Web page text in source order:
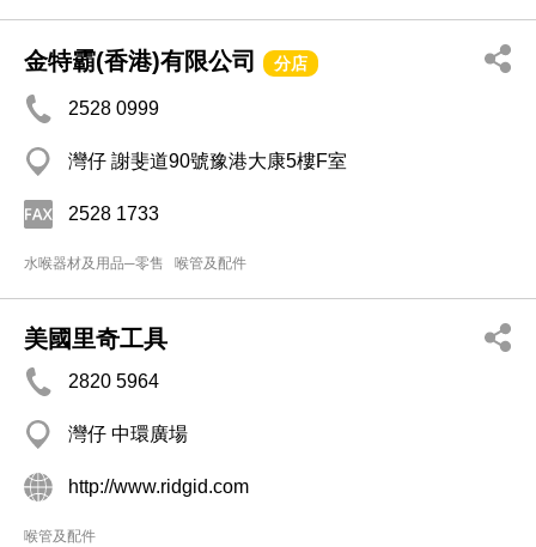
金特霸(香港)有限公司 分店
2528 0999
灣仔 謝斐道90號豫港大康5樓F室
2528 1733
水喉器材及用品─零售 喉管及配件
美國里奇工具
2820 5964
灣仔 中環廣場
http://www.ridgid.com
喉管及配件